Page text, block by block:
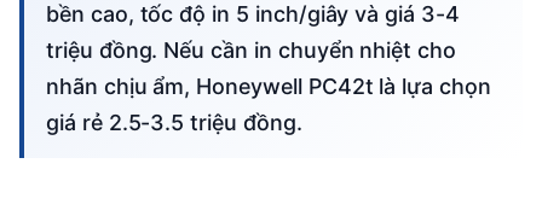
bền cao, tốc độ in 5 inch/giây và giá 3-4
triệu đồng. Nếu cần in chuyển nhiệt cho
nhãn chịu ẩm, Honeywell PC42t là lựa chọn
giá rẻ 2.5-3.5 triệu đồng.